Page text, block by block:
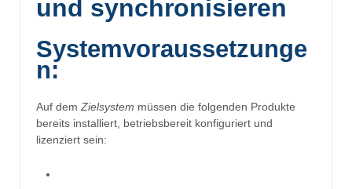
und synchronisieren
Systemvoraussetzunge
n:
Auf dem Zielsystem müssen die folgenden Produkte
bereits installiert, betriebsbereit konfiguriert und
lizenziert sein: